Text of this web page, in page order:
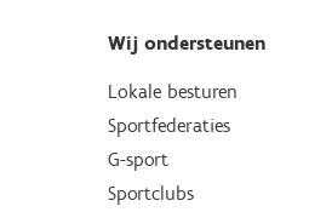
Wij ondersteunen
Lokale besturen
Sportfederaties
G-sport
Sportclubs